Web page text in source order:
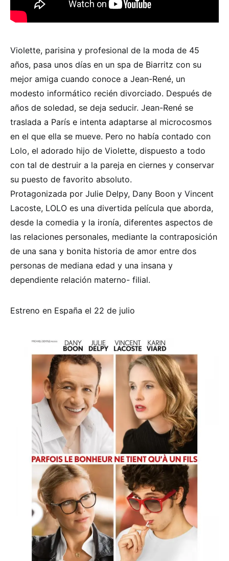
Violette, parisina y profesional de la moda de 45
años, pasa unos días en un spa de Biarritz con su
mejor amiga cuando conoce a Jean-René, un
modesto informático recién divorciado. Después de
años de soledad, se deja seducir. Jean-René se
traslada a París e intenta adaptarse al microcosmos
en el que ella se mueve. Pero no había contado con
Lolo, el adorado hijo de Violette, dispuesto a todo
con tal de destruir a la pareja en ciernes y conservar
su puesto de favorito absoluto.
Protagonizada por Julie Delpy, Dany Boon y Vincent
Lacoste, LOLO es una divertida película que aborda,
desde la comedia y la ironía, diferentes aspectos de
las relaciones personales, mediante la contraposición
de una sana y bonita historia de amor entre dos
personas de mediana edad y una insana y
dependiente relación materno- filial.
Estreno en España el 22 de julio